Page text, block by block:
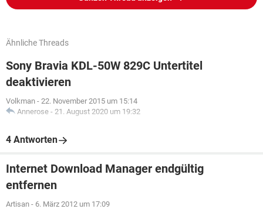
Ähnliche Threads
Sony Bravia KDL-50W 829C Untertitel
deaktivieren
Volkman - 22. November 2015 um 15:14
Annerose - 21. August 2020 um 19:32
4 Antworten
Internet Download Manager endgültig
entfernen
Artisan - 6. März 2012 um 17:09